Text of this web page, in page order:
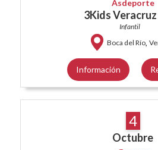
Asdeporte
3Kids
Infantil
Boca del Río,
Información
4
Octubre